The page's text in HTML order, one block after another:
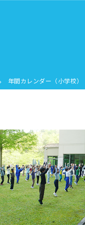
年間カレンダー（小学校）